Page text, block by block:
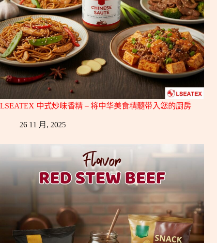
LSEATEX 中式炒味香精 – 将中华美食精髓带入您的厨房
26 11 月, 2025